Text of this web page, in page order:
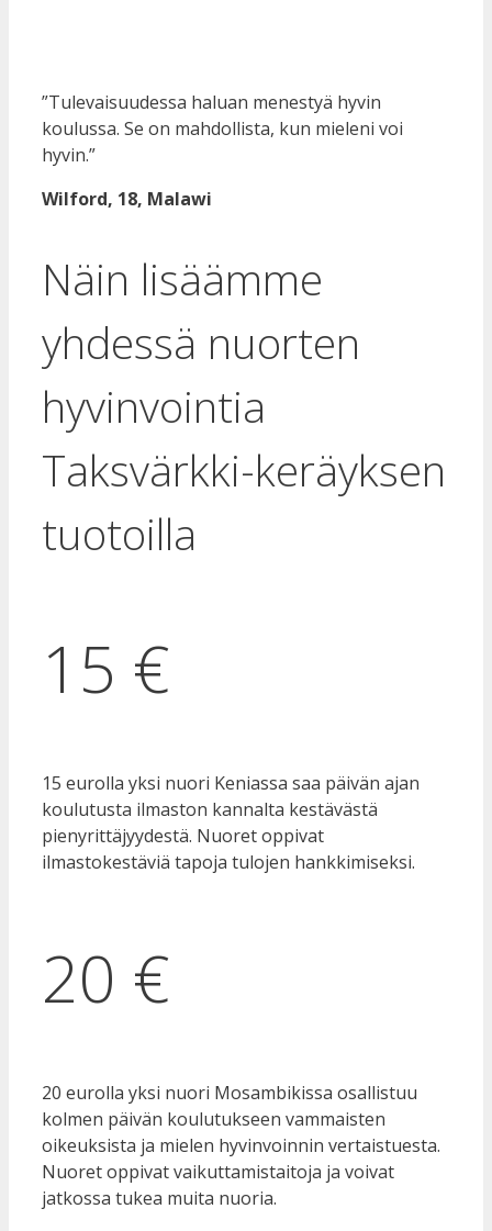
”Tulevaisuudessa haluan menestyä hyvin
koulussa. Se on mahdollista, kun mieleni voi
hyvin.”
Wilford, 18, Malawi
Näin lisäämme
yhdessä nuorten
hyvinvointia
Taksvärkki-keräyksen
tuotoilla
15 €
15 eurolla yksi nuori Keniassa saa päivän ajan
koulutusta ilmaston kannalta kestävästä
pienyrittäjyydestä. Nuoret oppivat
ilmastokestäviä tapoja tulojen hankkimiseksi.
20 €
20 eurolla yksi nuori Mosambikissa osallistuu
kolmen päivän koulutukseen vammaisten
oikeuksista ja mielen hyvinvoinnin vertaistuesta.
Nuoret oppivat vaikuttamistaitoja ja voivat
jatkossa tukea muita nuoria.